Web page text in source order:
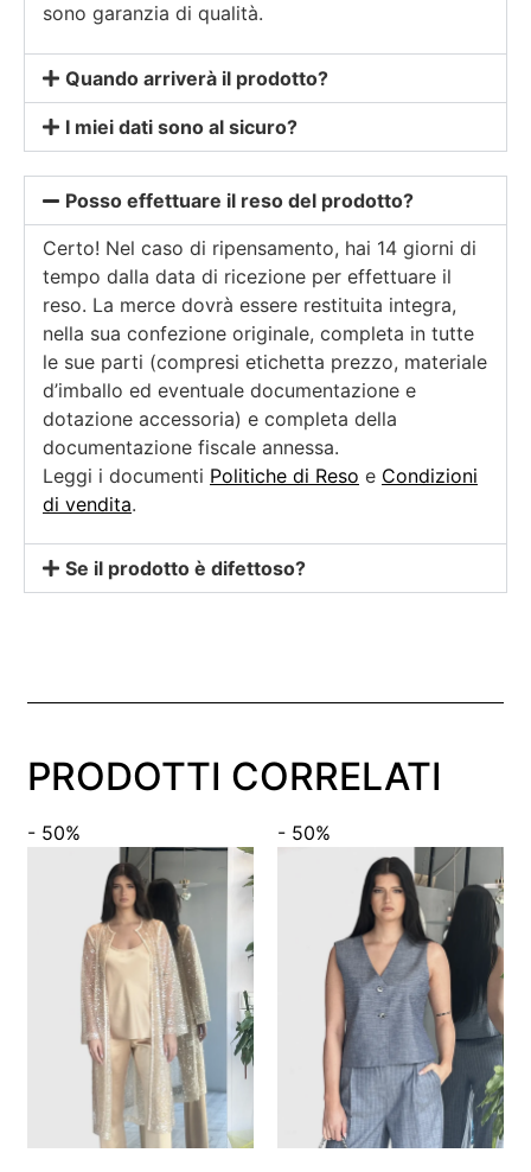
sono garanzia di qualità.
Quando arriverà il prodotto?
I miei dati sono al sicuro?
Posso effettuare il reso del prodotto?
Certo! Nel caso di ripensamento, hai 14 giorni di
tempo dalla data di ricezione per effettuare il
reso. La merce dovrà essere restituita integra,
nella sua confezione originale, completa in tutte
le sue parti (compresi etichetta prezzo, materiale
d’imballo ed eventuale documentazione e
dotazione accessoria) e completa della
documentazione fiscale annessa.
Leggi i documenti Politiche di Reso e Condizioni
di vendita.
Se il prodotto è difettoso?
PRODOTTI CORRELATI
- 50% - 50%